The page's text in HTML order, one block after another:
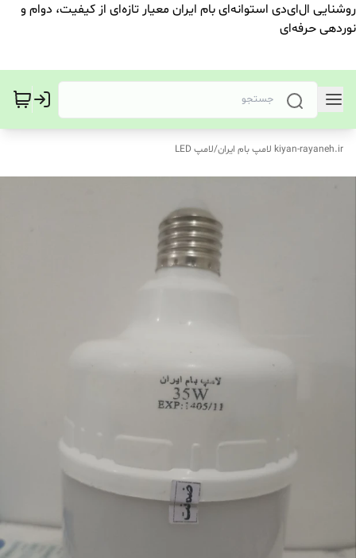
روشنایی ال‌ای‌دی استوانه‌ای بام ایران معیار تازه‌ای از کیفیت، دوام و
نوردهی حرفه‌ای
kiyan-rayaneh.ir لامپ بام ایران /لامپ LED